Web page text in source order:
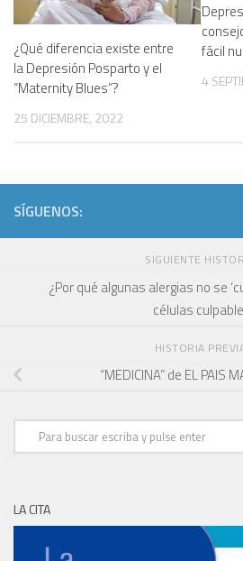
¿Qué diferencia existe entre
la Depresión Posparto y el
“Maternity Blues”?
25 DICIEMBRE, 2022
fácil
4
SÍGUENOS:
SIGUIENTE
¿Por qué algunas alergias no se
células
HISTORIA
“MEDICINA” de EL PAIS
LA CITA